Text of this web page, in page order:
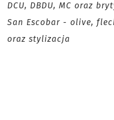
DCU, DBDU, MC oraz
San Escobar - olive,
oraz stylizacja